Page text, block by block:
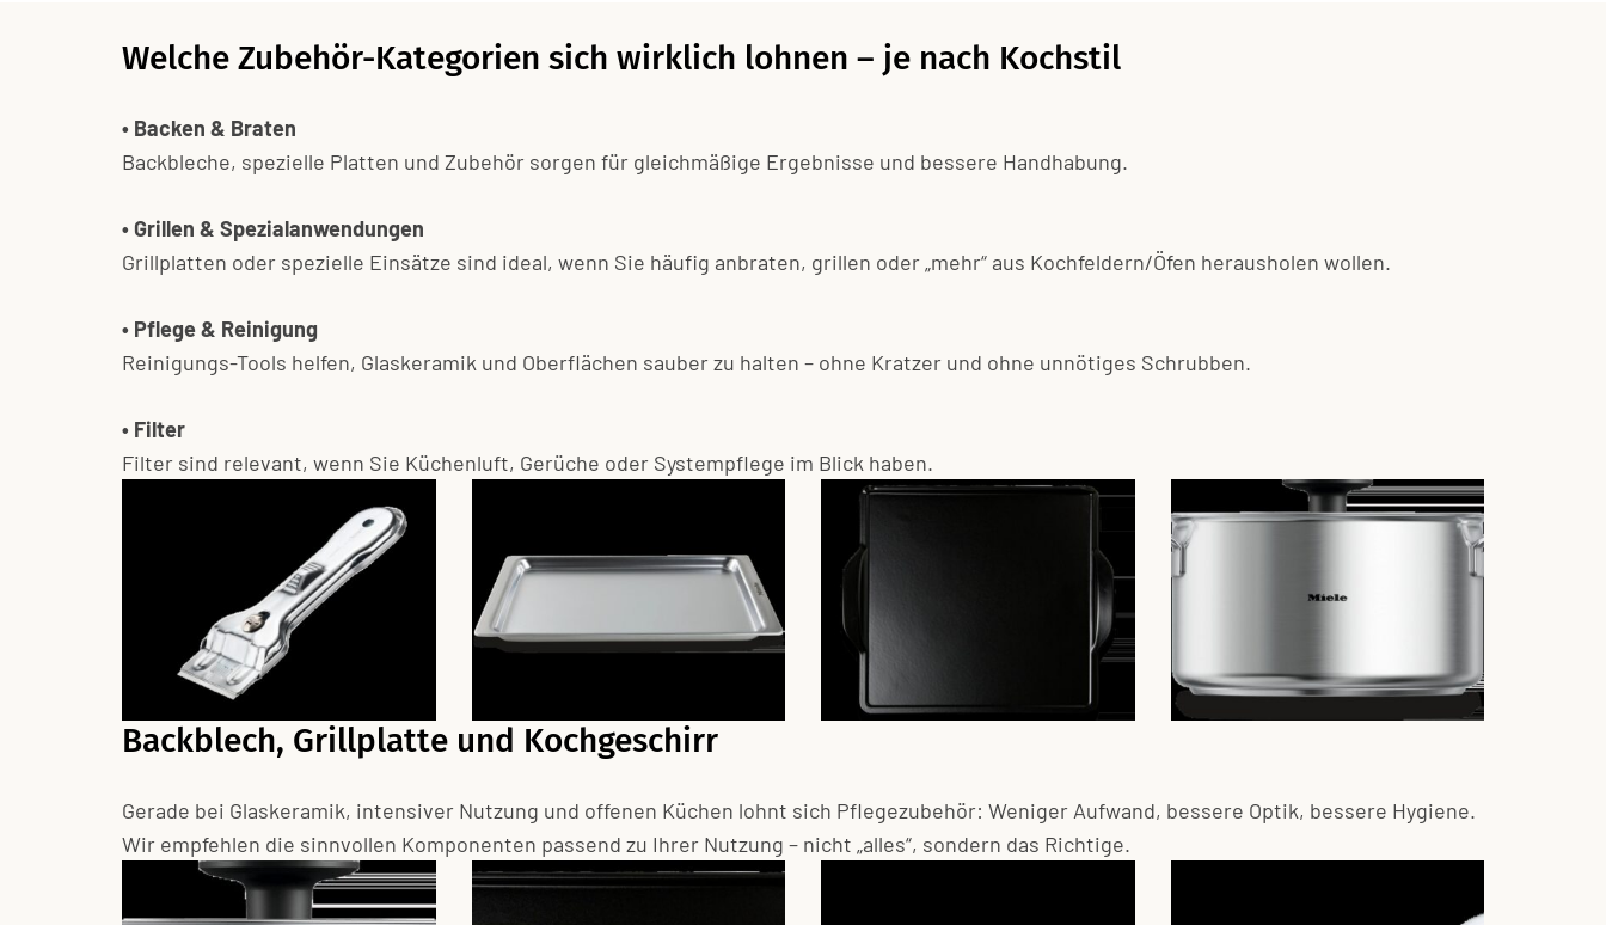
Welche Zubehör-Kategorien sich wirklich lohnen – je nach Kochstil
• Backen & Braten
Backbleche, spezielle Platten und Zubehör sorgen für gleichmäßige Ergebnisse und bessere Handhabung.
• Grillen & Spezialanwendungen
Grillplatten oder spezielle Einsätze sind ideal, wenn Sie häufig anbraten, grillen oder „mehr“ aus Kochfeldern/Öfen herausholen wollen.
• Pflege & Reinigung
Reinigungs-Tools helfen, Glaskeramik und Oberflächen sauber zu halten – ohne Kratzer und ohne unnötiges Schrubben.
• Filter
Filter sind relevant, wenn Sie Küchenluft, Gerüche oder Systempflege im Blick haben.
Backblech, Grillplatte und Kochgeschirr
Gerade bei Glaskeramik, intensiver Nutzung und offenen Küchen lohnt sich Pflegezubehör: Weniger Aufwand, bessere Optik, bessere Hygiene.
Wir empfehlen die sinnvollen Komponenten passend zu Ihrer Nutzung – nicht „alles“, sondern das Richtige.